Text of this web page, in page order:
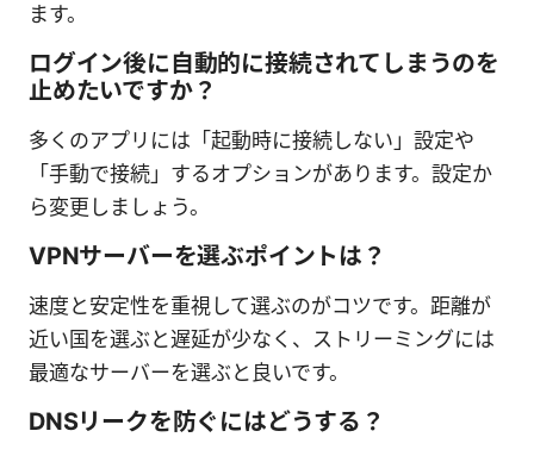
ます。
ログイン後に自動的に接続されてしまうのを
止めたいですか？
多くのアプリには「起動時に接続しない」設定や
「手動で接続」するオプションがあります。設定か
ら変更しましょう。
VPNサーバーを選ぶポイントは？
速度と安定性を重視して選ぶのがコツです。距離が
近い国を選ぶと遅延が少なく、ストリーミングには
最適なサーバーを選ぶと良いです。
DNSリークを防ぐにはどうする？